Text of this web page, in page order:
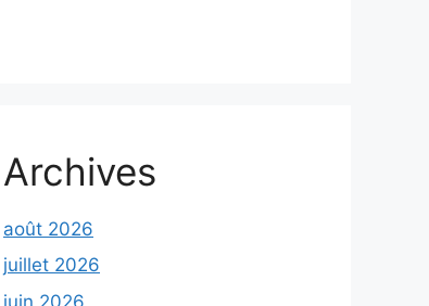
Archives
août 2026
juillet 2026
juin 2026